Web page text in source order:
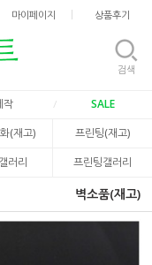
마이페이지 상품후기
검색
작
SALE
(재고)
프린팅(재고)
러리 프린팅갤러리
벽소품(재고)